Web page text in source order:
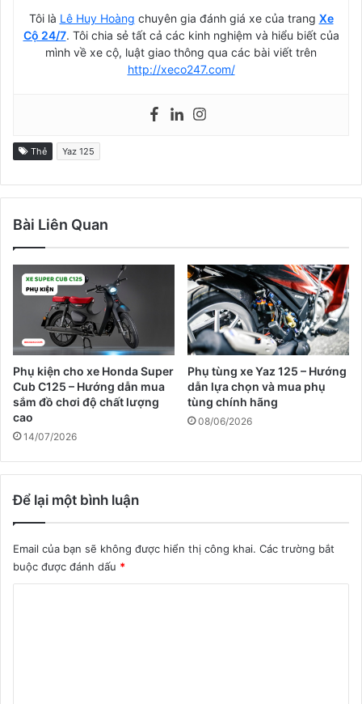
Tôi là Lê Huy Hoàng chuyên gia đánh giá xe của trang Xe
Cộ 24/7. Tôi chia sẻ tất cả các kinh nghiệm và hiểu biết của
mình về xe cộ, luật giao thông qua các bài viết trên
http://xeco247.com/
Thẻ Yaz 125
Bài Liên Quan
Phụ kiện cho xe Honda Super
Cub C125 – Hướng dẫn mua
sắm đồ chơi độ chất lượng
cao
14/07/2026
Phụ tùng xe Yaz 125 – Hướng
dẫn lựa chọn và mua phụ
tùng chính hãng
08/06/2026
Để lại một bình luận
Email của bạn sẽ không được hiển thị công khai. Các trường bắt
buộc được đánh dấu *